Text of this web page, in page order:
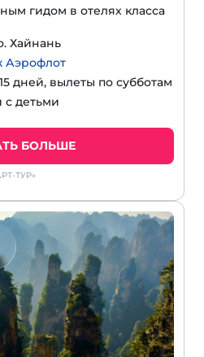
гидом в отелях класса
Хайнань
Аэрофлот
дней, вылеты по субботам
с детьми
БОЛЬШЕ
ТУР»